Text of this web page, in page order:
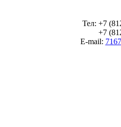
Тел: +7
+7 (812)
E-mail: